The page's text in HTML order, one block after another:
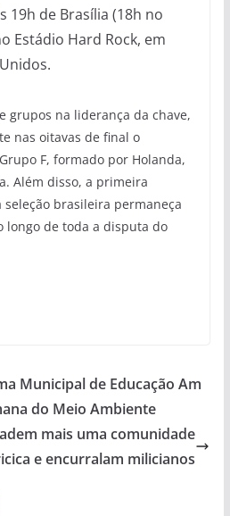
19h de Brasília (18h no
Estádio Hard Rock, em
grupos na liderança da chave,
nas oitavas de final o
F, formado por Holanda,
Além disso, a primeira
seleção brasileira permaneça
longo de toda a disputa do
Municipal de Educação Am
do Meio Ambiente
mais uma comunidade
e encurralam milicianos